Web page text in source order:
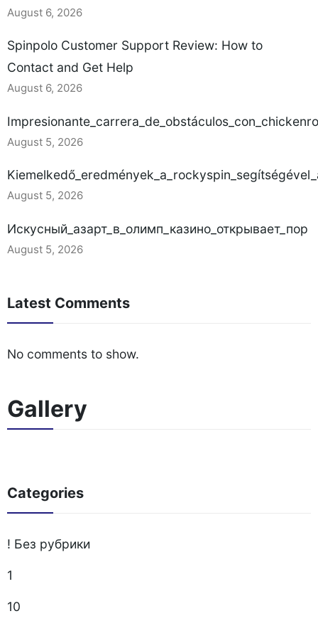
August 6, 2026
Spinpolo Customer Support Review: How to
Contact and Get Help
August 6, 2026
August 5, 2026
August 5, 2026
Искусный_азарт_в_олимп_казино_открывает_пор
August 5, 2026
Latest Comments
No comments to show.
Gallery
Categories
! Без рубрики
1
10